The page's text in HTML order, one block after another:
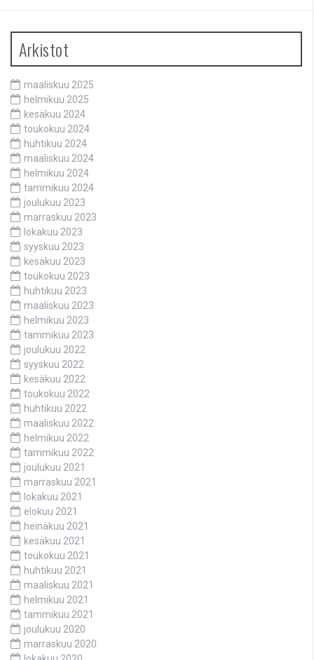
Arkistot
maaliskuu 2025
helmikuu 2025
kesäkuu 2024
toukokuu 2024
huhtikuu 2024
maaliskuu 2024
helmikuu 2024
tammikuu 2024
joulukuu 2023
marraskuu 2023
lokakuu 2023
syyskuu 2023
kesäkuu 2023
toukokuu 2023
huhtikuu 2023
maaliskuu 2023
helmikuu 2023
tammikuu 2023
joulukuu 2022
syyskuu 2022
kesäkuu 2022
toukokuu 2022
huhtikuu 2022
maaliskuu 2022
helmikuu 2022
tammikuu 2022
joulukuu 2021
marraskuu 2021
lokakuu 2021
elokuu 2021
heinäkuu 2021
kesäkuu 2021
toukokuu 2021
huhtikuu 2021
maaliskuu 2021
helmikuu 2021
tammikuu 2021
joulukuu 2020
marraskuu 2020